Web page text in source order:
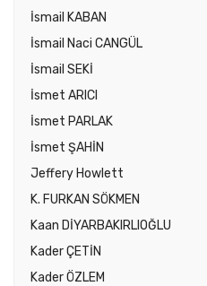
İsmail KABAN
İsmail Naci CANGÜL
İsmail SEKİ
İsmet ARICI
İsmet PARLAK
İsmet ŞAHİN
Jeffery Howlett
K. FURKAN SÖKMEN
Kaan DİYARBAKIRLIOĞLU
Kader ÇETİN
Kader ÖZLEM